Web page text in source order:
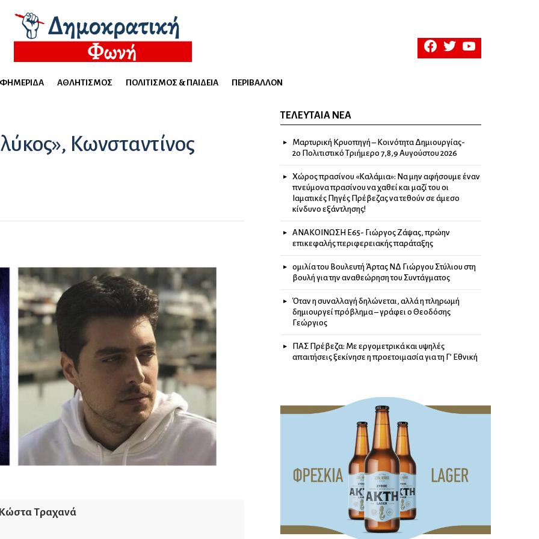
facebooktwitteryoutube
ΑΘΛΗΤΙΣΜΌΣ ΠΟΛΙΤΙΣΜΌΣ & ΠΑΙΔΕΊΑ ΠΕΡΙΒΆΛΛΟΝ
Κωνσταντίνος
Τραχανά
ΤΕΛΕΥΤΑΊΑ ΝΈΑ
Μαρτυρική Κρυοπηγή – Κοινότητα Δημιουργίας-
2ο Πολιτιστικό Τριήμερο 7,8,9 Αυγούστου 2026
Χώρος πρασίνου «Καλάμια»: Να μην αφήσουμε έναν
πνεύμονα πρασίνου να χαθεί και μαζί του οι
Ιαματικές Πηγές Πρέβεζας να τεθούν σε άμεσο
κίνδυνο εξάντλησης!
ΑΝΑΚΟΙΝΩΣΗ Ε65- Γιώργος Ζάψας, πρώην
επικεφαλής περιφερειακής παράταξης
ομιλία του Βουλευτή Άρτας ΝΔ Γιώργου Στύλιου στη
βουλή για την αναθεώρηση του Συντάγματος
Όταν η συναλλαγή δηλώνεται, αλλά η πληρωμή
δημιουργεί πρόβλημα – γράφει ο Θεοδόσης
Γεώργιος
ΠΑΣ Πρέβεζα: Με εργομετρικά και υψηλές
απαιτήσεις ξεκίνησε η προετοιμασία για τη Γ’ Εθνική